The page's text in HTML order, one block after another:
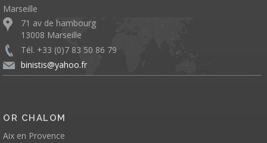
Marseille
71 av de hambourg
13008 Marseille
Tél. +33 (0)7 83 50 86 79
binistis@yahoo.fr
OR CHALOM
Aix en Provence